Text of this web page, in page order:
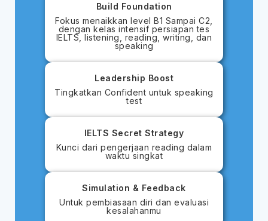
Build Foundation
Fokus menaikkan level B1 Sampai C2,
dengan kelas intensif persiapan tes
IELTS, listening, reading, writing, dan
speaking
Leadership Boost
Tingkatkan Confident untuk speaking
test
IELTS Secret Strategy
Kunci dari pengerjaan reading dalam
waktu singkat
Simulation & Feedback
Untuk pembiasaan diri dan evaluasi
kesalahanmu